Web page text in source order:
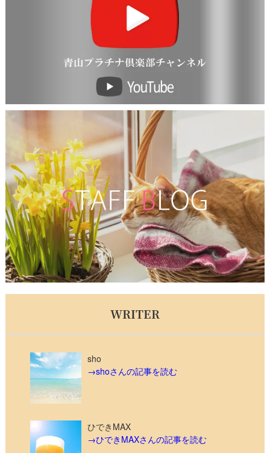
WRITER
sho
→shoさんの記事を読む
ひできMAX
→ひできMAXさんの記事を読む